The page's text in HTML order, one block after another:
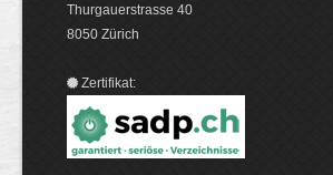
Thurgauerstrasse 40
8050 Zürich
Zertifikat: